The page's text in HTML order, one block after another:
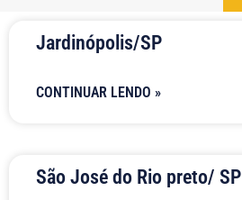
Jardinópolis/SP
CONTINUAR LENDO »
São José do Rio preto/ SP